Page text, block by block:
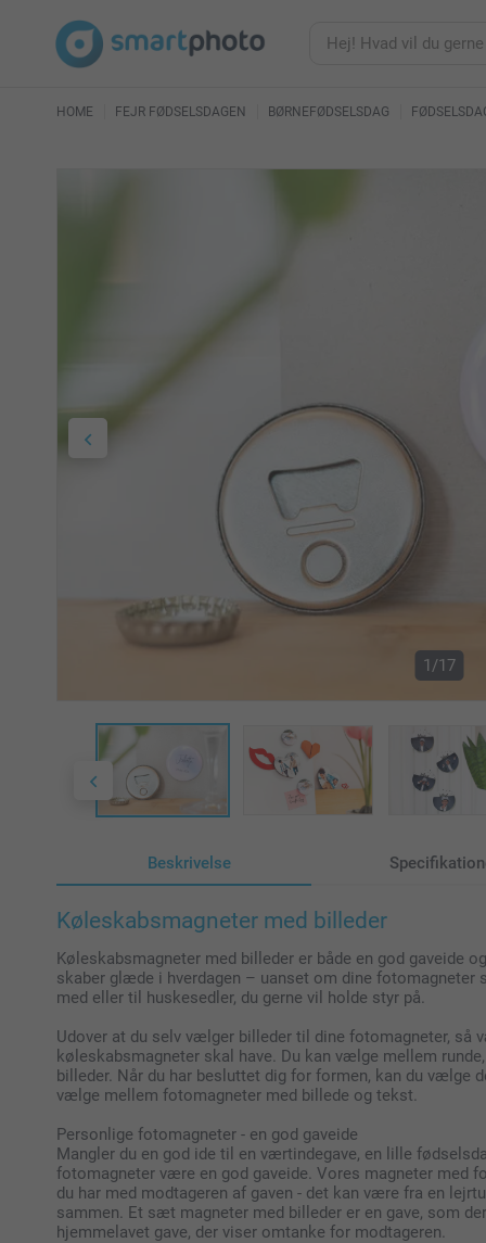
HOME FEJR FØDSELSDAGEN BØRNEFØDSELSDAG
1/17
Beskrivelse
Køleskabsmagneter med billeder
Køleskabsmagneter med billeder er både en god gaveide
skaber glæde i hverdagen – uanset om dine
med eller til huskesedler, du gerne vil holde styr på.
Udover at du selv vælger billeder til dine fotomagneter, så
køleskabsmagneter skal have. Du kan vælge mellem
billeder. Når du har besluttet dig for formen, kan du vælge
vælge mellem fotomagneter med billede og tekst.
Personlige fotomagneter - en god gaveide
Mangler du en god ide til en værtindegave, en lille
fotomagneter være en god gaveide. Vores magneter med
du har med modtageren af gaven - det kan være fra en
sammen. Et sæt magneter med billeder er en gave, som
hjemmelavet gave, der viser omtanke for modtageren.